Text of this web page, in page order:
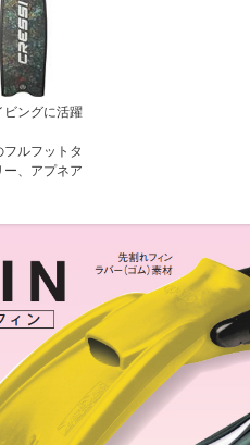
ビングに活躍
ルフットタ
ー、アプネア